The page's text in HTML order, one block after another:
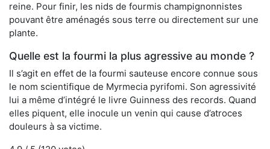
reine. Pour finir, les nids de fourmis champignonnistes
pouvant être aménagés sous terre ou directement sur une
plante.
Quelle est la fourmi la plus agressive au monde ?
Il s’agit en effet de la fourmi sauteuse encore connue sous
le nom scientifique de Myrmecia pyrifomi. Son agressivité
lui a même d’intégré le livre Guinness des records. Quand
elles piquent, elle inocule un venin qui cause d’atroces
douleurs à sa victime.